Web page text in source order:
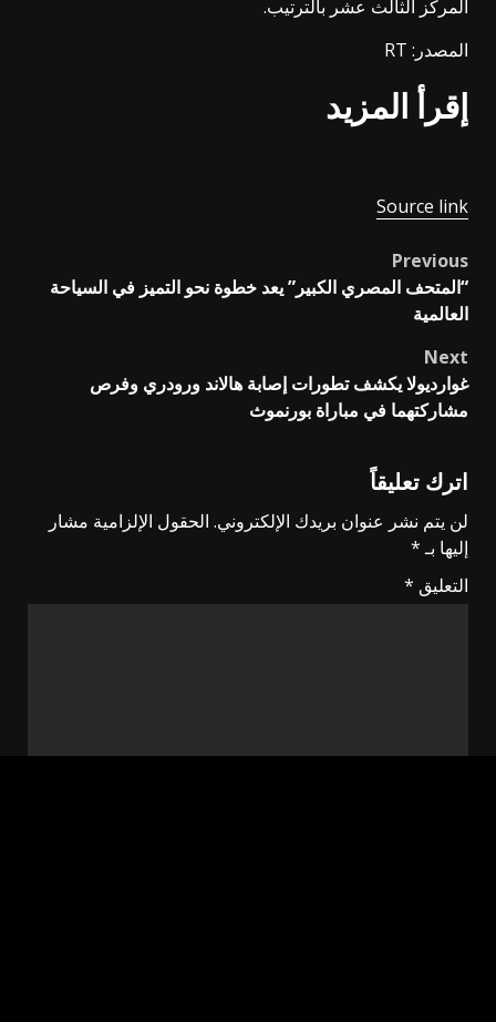
المركز الثالث عشر بالترتيب.
المصدر: RT
إقرأ المزيد
Source link
Post
navigation
Previous
“المتحف المصري الكبير” يعد خطوة نحو التميز في السياحة
العالمية
Next
غوارديولا يكشف تطورات إصابة هالاند ورودري وفرص
مشاركتهما في مباراة بورنموث
اترك تعليقاً
لن يتم نشر عنوان بريدك الإلكتروني. الحقول الإلزامية مشار
إليها بـ*
التعليق *